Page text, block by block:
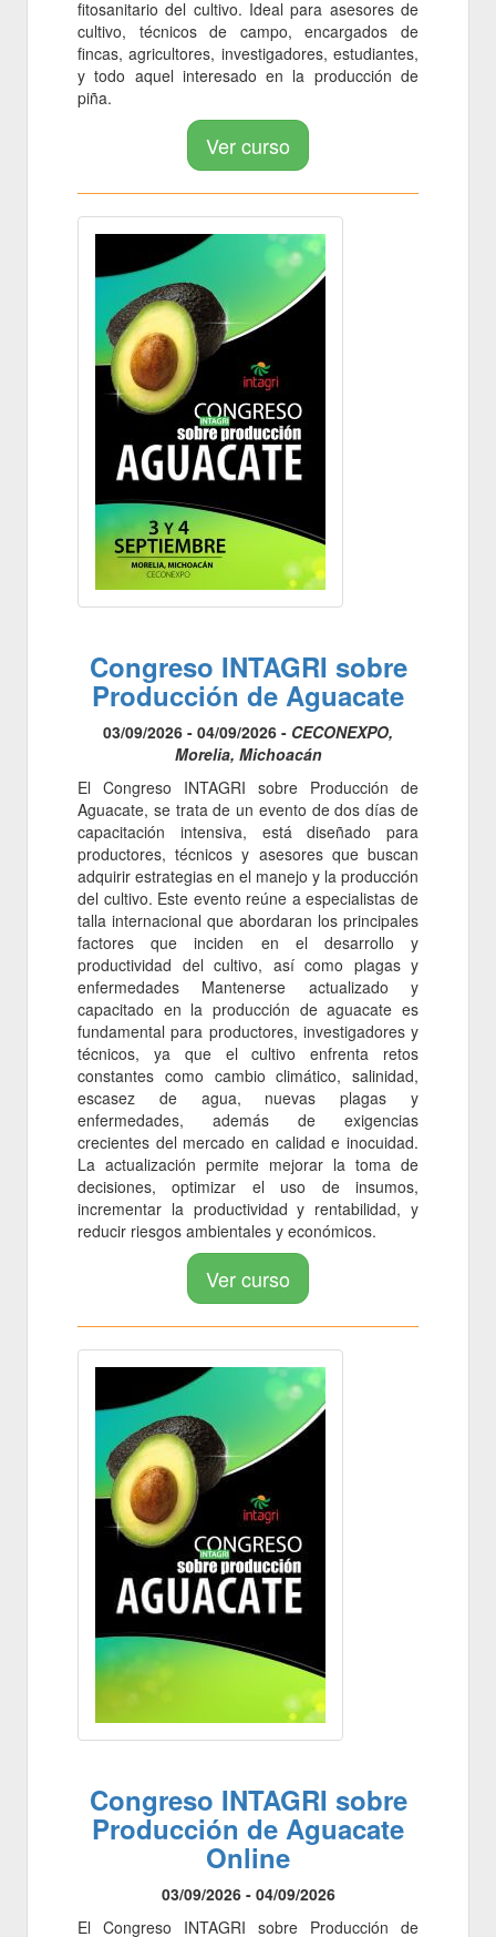
fitosanitario del cultivo. Ideal para asesores de
cultivo, técnicos de campo, encargados de
fincas, agricultores, investigadores, estudiantes,
y todo aquel interesado en la producción de
piña.
Ver curso
Congreso INTAGRI sobre
Producción de Aguacate
03/09/2026 - 04/09/2026 - CECONEXPO,
Morelia, Michoacán
El Congreso INTAGRI sobre Producción de
Aguacate, se trata de un evento de dos días de
capacitación intensiva, está diseñado para
productores, técnicos y asesores que buscan
adquirir estrategias en el manejo y la producción
del cultivo. Este evento reúne a especialistas de
talla internacional que abordaran los principales
factores que inciden en el desarrollo y
productividad del cultivo, así como plagas y
enfermedades Mantenerse actualizado y
capacitado en la producción de aguacate es
fundamental para productores, investigadores y
técnicos, ya que el cultivo enfrenta retos
constantes como cambio climático, salinidad,
escasez de agua, nuevas plagas y
enfermedades, además de exigencias
crecientes del mercado en calidad e inocuidad.
La actualización permite mejorar la toma de
decisiones, optimizar el uso de insumos,
incrementar la productividad y rentabilidad, y
reducir riesgos ambientales y económicos.
Ver curso
Congreso INTAGRI sobre
Producción de Aguacate
Online
03/09/2026 - 04/09/2026
El Congreso INTAGRI sobre Producción de